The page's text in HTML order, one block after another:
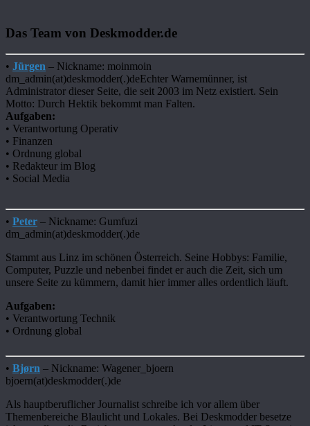
Das Team von Deskmodder.de
• Jürgen – Nickname: moinmoin
dm_admin(at)deskmodder(.)deEchter Warnemünner, ist
Administrator dieser Seite, die seit 2003 im Netz existiert. Sein
Motto: Durch Hektik bekommt man Falten.
Aufgaben:
• Verantwortung Operativ
• Finanzen
• Ordnung global
• Redakteur im Blog
• Social Media
• Peter – Nickname: Gumfuzi
dm_admin(at)deskmodder(.)de
Stammt aus Linz im schönen Österreich. Seine Hobbys: Familie,
Computer, Puzzle und nebenbei findet er auch die Zeit, sich um
unsere Seite zu kümmern, damit hier immer alles ordentlich läuft.
Aufgaben:
• Verantwortung Technik
• Ordnung global
• Bjørn – Nickname: Wagener_bjoern
bjoern(at)deskmodder(.)de
Als hauptberuflicher Journalist schreibe ich vor allem über
Themenbereiche Blaulicht und Lokales. Bei Deskmodder besetze